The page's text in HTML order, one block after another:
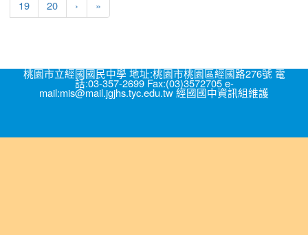
19 20 › »
桃園市立經國國民中學 地址:桃園市桃園區經國路276號 電
話:03-357-2699 Fax:(03)3572705 e-
mail:mis@mail.jgjhs.tyc.edu.tw 經國國中資訊組維護